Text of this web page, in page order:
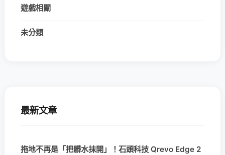
遊戲相關
未分類
最新文章
拖地不再是「把髒水抹開」！石頭科技 Qrevo Edge 2